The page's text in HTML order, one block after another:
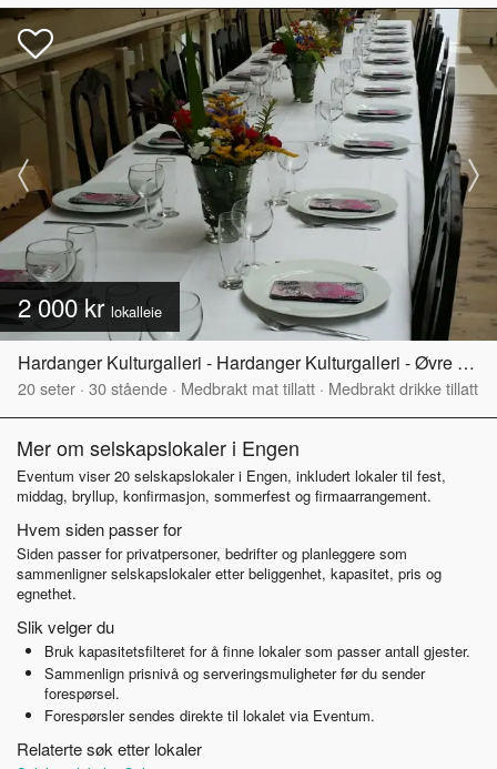
2 000 kr lokalleie
Hardanger Kulturgalleri - Hardanger Kulturgalleri - Øvre del
20seter · 30stående · Medbrakt mat tillatt · Medbrakt drikke tillatt
Mer om selskapslokaler i Engen
Eventum viser 20 selskapslokaler i Engen, inkludert lokaler til fest,
middag, bryllup, konfirmasjon, sommerfest og firmaarrangement.
Hvem siden passer for
Siden passer for privatpersoner, bedrifter og planleggere som
sammenligner selskapslokaler etter beliggenhet, kapasitet, pris og
egnethet.
Slik velger du
Bruk kapasitetsfilteret for å finne lokaler som passer antall gjester.
Sammenlign prisnivå og serveringsmuligheter før du sender
forespørsel.
Forespørsler sendes direkte til lokalet via Eventum.
Relaterte søk etter lokaler